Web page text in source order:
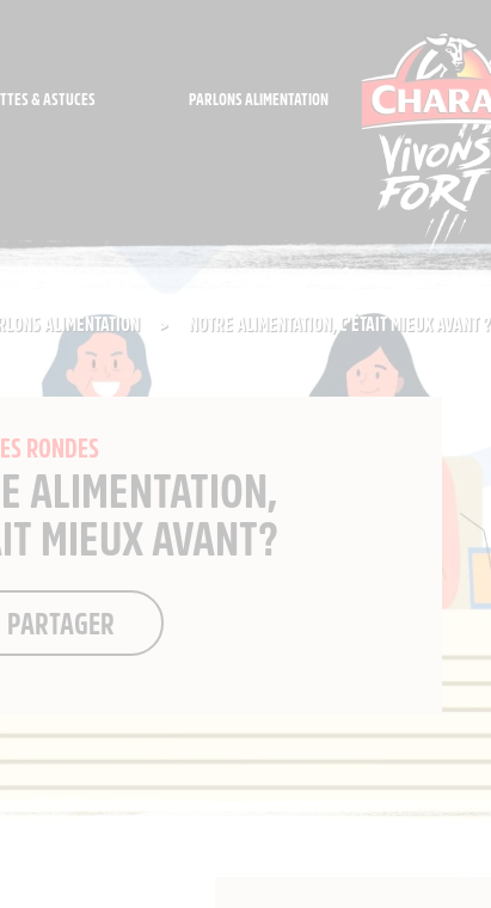
& ASTUCES PARLONS ALIMENTATION
ALIMENTATION > NOTRE ALIMENTATION, C’ÉTAIT MIEUX AVANT ?
RONDES
ALIMENTATION,
MIEUX AVANT?
PARTAGER